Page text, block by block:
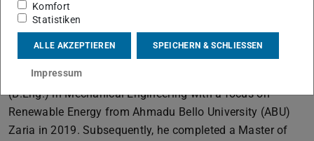
Fraunhoferstr. 4
64283Darmstadt
Nasiru Umar Bagudu earned his Bachelor of Engineering
(B.Eng.) in Mechanical Engineering with a focus on
Renewable Energy from Ahmadu Bello University (ABU)
Zaria in 2019. Subsequently, he completed a Master of
Komfort
Statistiken
ALLE AKZEPTIEREN SPEICHERN & SCHLIESSEN
Impressum